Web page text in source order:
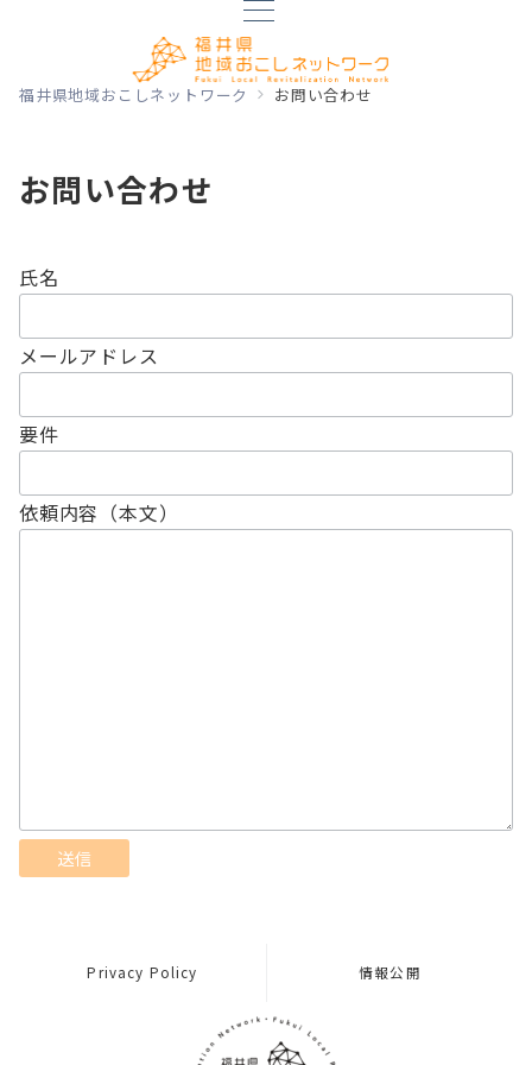
福井県地域おこしネットワーク お問い合わせ
お問い合わせ
氏名
メールアドレス
要件
依頼内容（本文）
Privacy Policy 情報公開